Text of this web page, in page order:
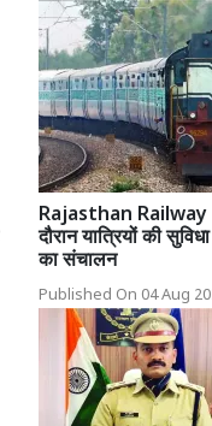
Rajasthan Railway
दौरान यात्रियों की
का संचालन
Published On 04 Aug